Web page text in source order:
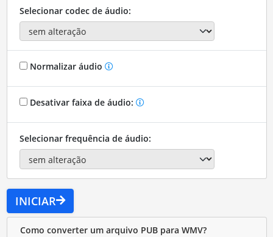
Selecionar codec de áudio:
Normalizar áudio
Desativar faixa de áudio:
Selecionar frequência de áudio:
INICIAR
Como converter um arquivo PUB para WMV?